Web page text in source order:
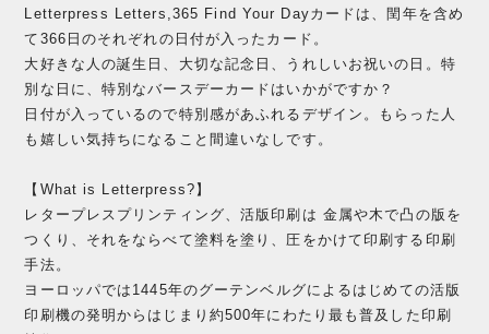
Letterpress Letters,365 Find Your Dayカードは、閏年を含め
て366日のそれぞれの日付が入ったカード。
大好きな人の誕生日、大切な記念日、うれしいお祝いの日。特
別な日に、特別なバースデーカードはいかがですか？
日付が入っているので特別感があふれるデザイン。もらった人
も嬉しい気持ちになること間違いなしです。
【What is Letterpress?】
レタープレスプリンティング、活版印刷は 金属や木で凸の版を
つくり、それをならべて塗料を塗り、圧をかけて印刷する印刷
手法。
ヨーロッパでは1445年のグーテンベルグによるはじめての活版
印刷機の発明からはじまり約500年にわたり最も普及した印刷